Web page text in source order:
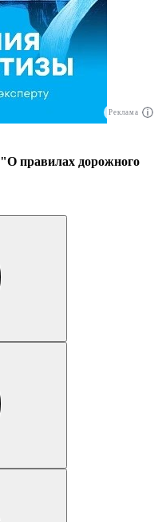
Реклама
"О правилах дорожного